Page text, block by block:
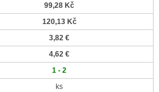
99,28 Kč
120,13 Kč
3,82 €
4,62 €
1 - 2
ks